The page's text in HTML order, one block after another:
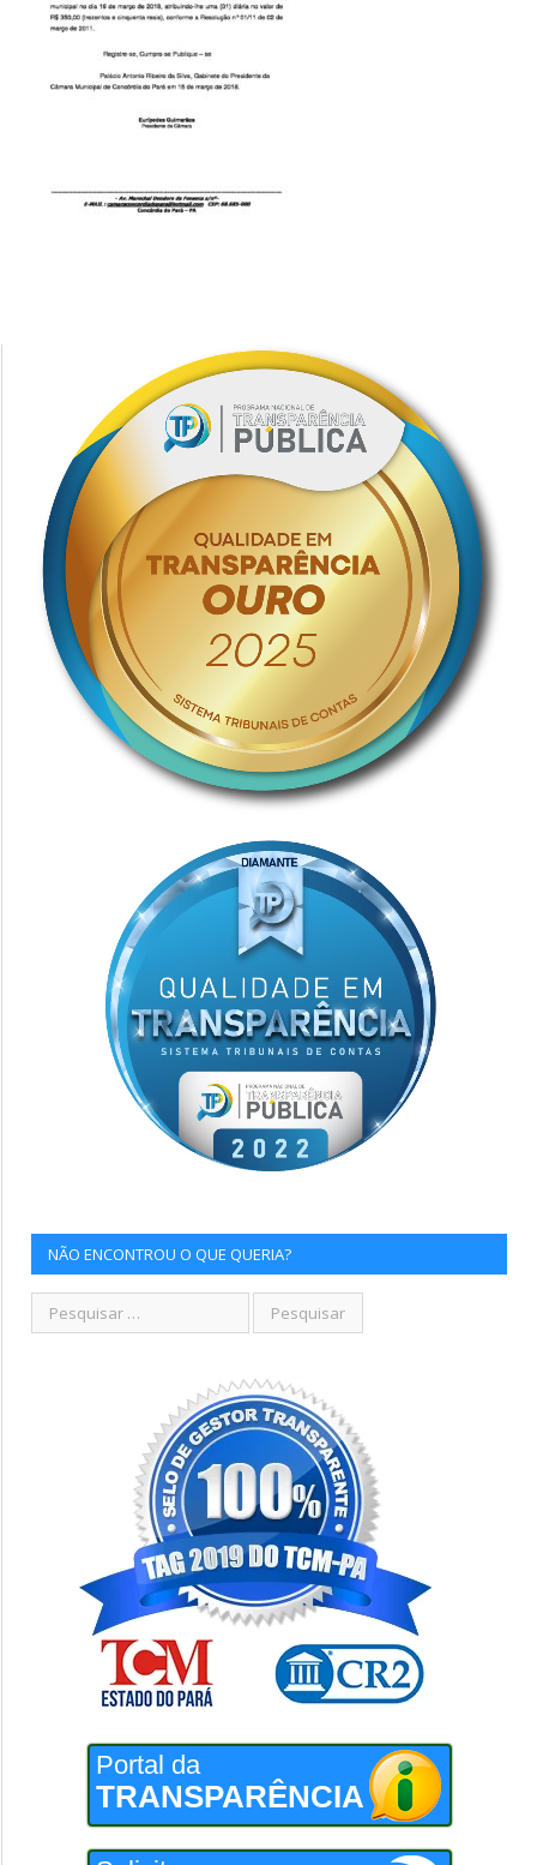
NÃO ENCONTROU O QUE QUERIA?
Portal da
TRANSPARÊNCIA